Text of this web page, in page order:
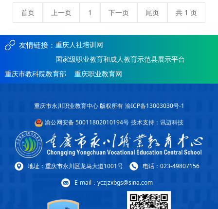
首页 上一页 1 下一页 尾页 共 1 页
友情链接： 重庆人社培训网
国家级职业教育和成人教育示范县展示平台
重庆市教科院教育部
重庆职业教育网
重庆市永川职业教育中心 版权所有 渝ICP备13003030号-1
渝公网安备 50011802010194号 技术支持：讯迈科技
地址：重庆市永川区龙马大道1001号
电话：023-49807156
E-mail：yczjzxbgs@sina.com